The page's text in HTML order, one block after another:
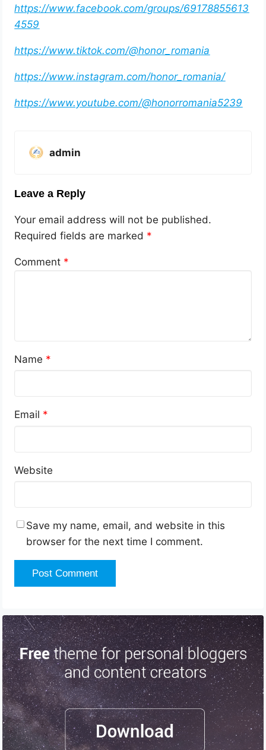
https://www.facebook.com/groups/69178855613
4559
https://www.tiktok.com/@honor_romania
https://www.instagram.com/honor_romania/
https://www.youtube.com/@honorromania5239
admin
Leave a Reply
Your email address will not be published.
Required fields are marked *
Comment *
Name *
Email *
Website
Save my name, email, and website in this
browser for the next time I comment.